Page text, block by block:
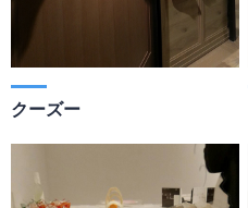
クーズー